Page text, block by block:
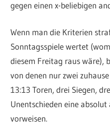
gegen einen x-beliebigen
Wenn man die Kriterien
Sonntagsspiele wertet
diesem Freitag raus wäre),
von denen nur zwei
13:13 Toren, drei Siegen,
Unentschieden eine
vorweisen.